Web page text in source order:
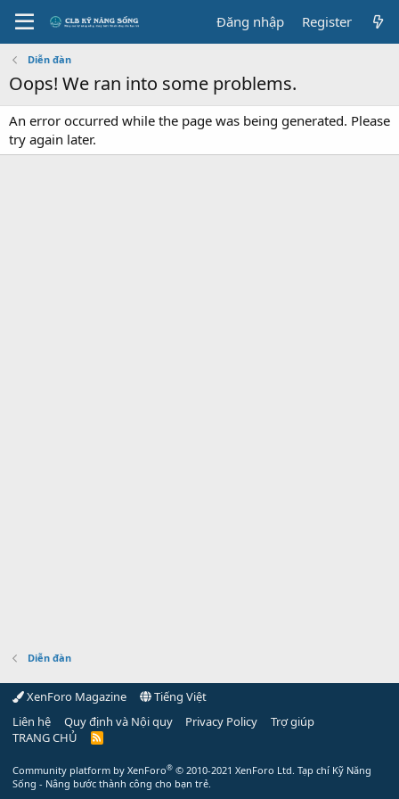
Đăng nhập Register
Diễn đàn
Oops! We ran into some problems.
An error occurred while the page was being generated. Please
try again later.
Diễn đàn
XenForo Magazine
Tiếng Việt
Liên hệ
Quy định và Nội quy Privacy Policy
Trợ giúp
TRANG CHỦ
R
Community platform by XenForo® © 2010-2021 XenForo Ltd. Tạp chí Kỹ Năng
Sống - Nâng bước thành công cho bạn trẻ.